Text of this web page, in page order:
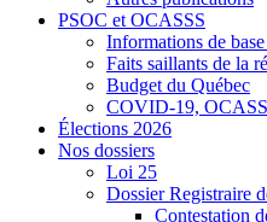
PSOC et OCASSS
Informations de
Faits saillants de la
Budget du Québec
COVID-19,
Élections 2026
Nos dossiers
Loi 25
Dossier Registraire
Contestation